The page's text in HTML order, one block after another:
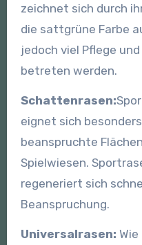
zeichnet sich durch
die sattgrüne Farbe
jedoch viel Pflege
betreten werden.
Schattenrasen:
eignet sich
beanspruchte
Spielwiesen.
regeneriert sich
Beanspruchung.
Universalrasen: